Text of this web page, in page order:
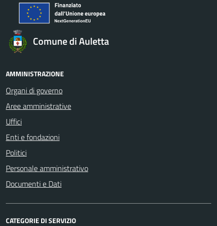
Comune di Auletta
AMMINISTRAZIONE
Organi di governo
Aree amministrative
Uffici
Enti e fondazioni
Politici
Personale amministrativo
Documenti e Dati
CATEGORIE DI SERVIZIO